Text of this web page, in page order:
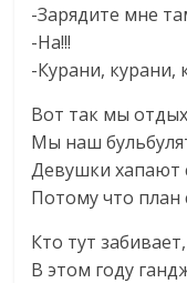
-Зарядите мне
-На!!!
-Курани, курани,
Вот так мы
Мы наш
Девушки хапают
Потому что план
Кто тут
В этом году